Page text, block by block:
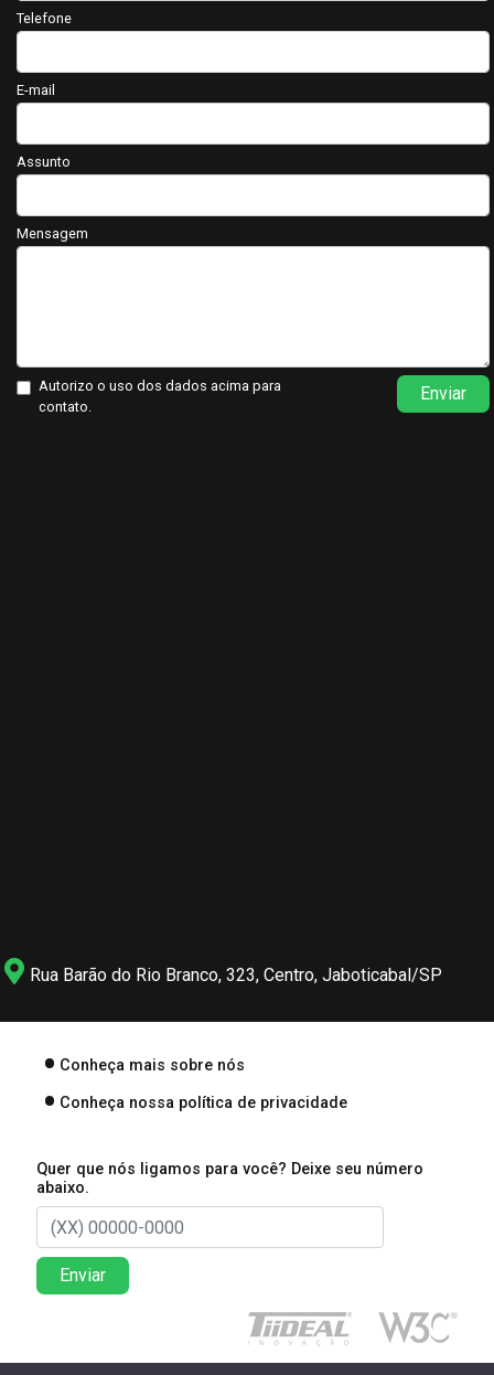
Telefone
E-mail
Assunto
Mensagem
Autorizo o uso dos dados acima para
contato.
Enviar
Rua Barão do Rio Branco, 323, Centro, Jaboticabal/SP
Conheça mais sobre nós
Conheça nossa política de privacidade
Quer que nós ligamos para você? Deixe seu número
abaixo.
Enviar